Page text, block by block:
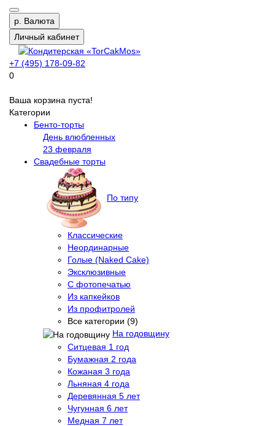
р. Валюта
Личный кабинет
+7 (495) 178-09-82
0
Ваша корзина пуста!
Категории
Бенто-торты
День влюбленных
23 февраля
Свадебные торты
По типу
Классические
Неординарные
Голые (Naked Cake)
Эксклюзивные
С фотопечатью
Из капкейков
Из профитролей
Все категории (9)
На годовщину
Ситцевая 1 год
Бумажная 2 года
Кожаная 3 года
Льняная 4 года
Деревянная 5 лет
Чугунная 6 лет
Медная 7 лет